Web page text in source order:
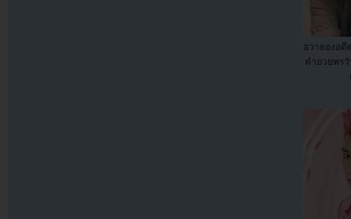
ฮวายองอดี
คำอวยพร